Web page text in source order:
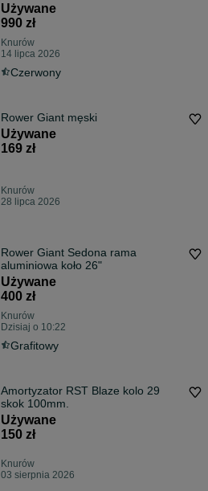
Używane
990 zł
Knurów
14 lipca 2026
Czerwony
Rower Giant męski
Używane
169 zł
Knurów
28 lipca 2026
Rower Giant Sedona rama
aluminiowa koło 26"
Używane
400 zł
Knurów
Dzisiaj o 10:22
Grafitowy
Amortyzator RST Blaze kolo 29
skok 100mm.
Używane
150 zł
Knurów
03 sierpnia 2026